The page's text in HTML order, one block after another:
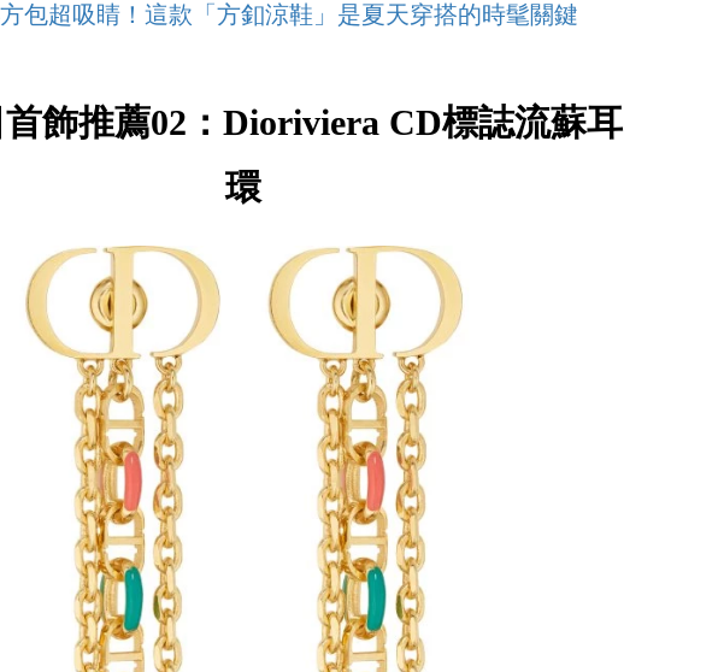
包超吸睛！這款「方釦涼鞋」是夏天穿搭的時髦關鍵
飾推薦02：Dioriviera CD標誌流蘇耳
環